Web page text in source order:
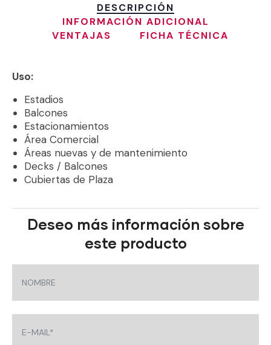
DESCRIPCIÓN
INFORMACIÓN ADICIONAL
VENTAJAS
FICHA TÉCNICA
Uso:
Estadios
Balcones
Estacionamientos
Área Comercial
Áreas nuevas y de mantenimiento
Decks / Balcones
Cubiertas de Plaza
Deseo más información sobre
este producto